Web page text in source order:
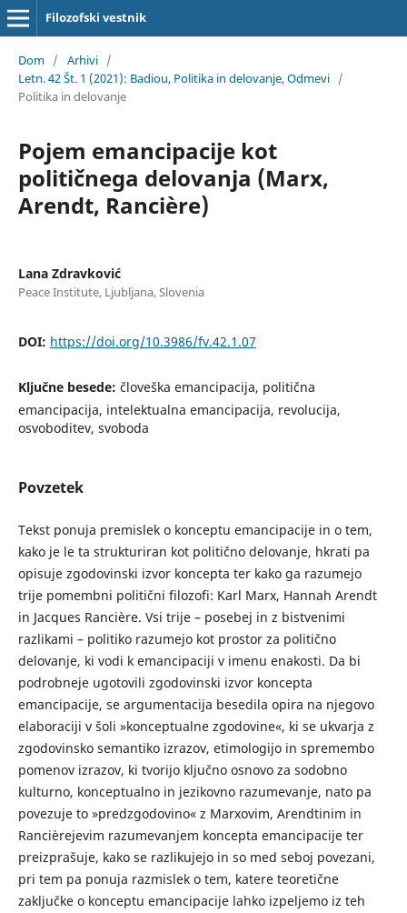
Filozofski vestnik
Dom / Arhivi /
Letn. 42 Št. 1 (2021): Badiou, Politika in delovanje, Odmevi /
Politika in delovanje
Pojem emancipacije kot
političnega delovanja (Marx,
Arendt, Rancière)
Lana Zdravković
Peace Institute, Ljubljana, Slovenia
DOI: https://doi.org/10.3986/fv.42.1.07
Ključne besede: človeška emancipacija, politična
emancipacija, intelektualna emancipacija, revolucija,
osvoboditev, svoboda
Povzetek
Tekst ponuja premislek o konceptu emancipacije in o tem,
kako je le ta strukturiran kot politično delovanje, hkrati pa
opisuje zgodovinski izvor koncepta ter kako ga razumejo
trije pomembni politični filozofi: Karl Marx, Hannah Arendt
in Jacques Rancière. Vsi trije – posebej in z bistvenimi
razlikami – politiko razumejo kot prostor za politično
delovanje, ki vodi k emancipaciji v imenu enakosti. Da bi
podrobneje ugotovili zgodovinski izvor koncepta
emancipacije, se argumentacija besedila opira na njegovo
elaboraciji v šoli »konceptualne zgodovine«, ki se ukvarja z
zgodovinsko semantiko izrazov, etimologijo in spremembo
pomenov izrazov, ki tvorijo ključno osnovo za sodobno
kulturno, konceptualno in jezikovno razumevanje, nato pa
povezuje to »predzgodovino« z Marxovim, Arendtinim in
Rancièrejevim razumevanjem koncepta emancipacije ter
preizprašuje, kako se razlikujejo in so med seboj povezani,
pri tem pa ponuja razmislek o tem, katere teoretične
zaključke o konceptu emancipacije lahko izpeljemo iz teh